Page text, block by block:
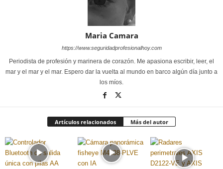
Maria Camara
https://www.seguridadprofesionalhoy.com
Periodista de profesión y marinera de corazón. Me apasiona escribir, leer, el
mar y el mar y el mar. Espero dar la vuelta al mundo en barco algún día junto a
los míos.
Artículos relacionados Más del autor